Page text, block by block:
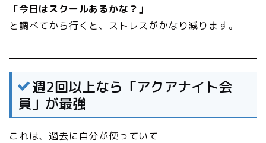
「今日はスクールあるかな？」
と調べてから行くと、ストレスがかなり減ります。
週2回以上なら「アクアナイト会
員」が最強
これは、過去に自分が使っていて